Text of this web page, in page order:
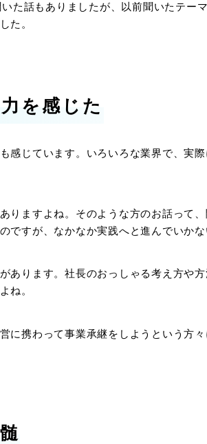
た話もありましたが、以前聞いたテー
た。
を感じた
感じています。いろいろな業界で、実
りますよね。そのような方のお話って
すが、なかなか実践へと進んでいかな
あります。社長のおっしゃる考え方や
ね。
携わって事業承継をしようという方々